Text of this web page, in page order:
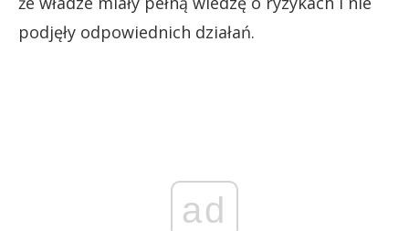
podjęły odpowiednich działań.
ad